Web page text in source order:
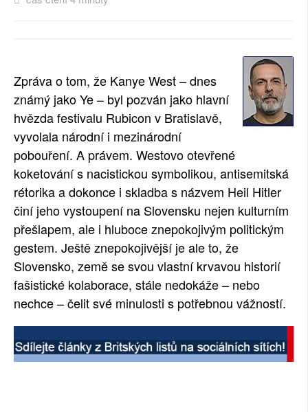
Zpráva o tom, že Kanye West – dnes
známý jako Ye – byl pozván jako hlavní
hvězda festivalu Rubicon v Bratislavě,
vyvolala národní i mezinárodní
pobouření. A právem. Westovo otevřené
koketování s nacistickou symbolikou, antisemitská
rétorika a dokonce i skladba s názvem Heil Hitler
činí jeho vystoupení na Slovensku nejen kulturním
přešlapem, ale i hluboce znepokojivým politickým
gestem. Ještě znepokojivější je ale to, že
Slovensko, země se svou vlastní krvavou historií
fašistické kolaborace, stále nedokáže – nebo
nechce – čelit své minulosti s potřebnou vážností.